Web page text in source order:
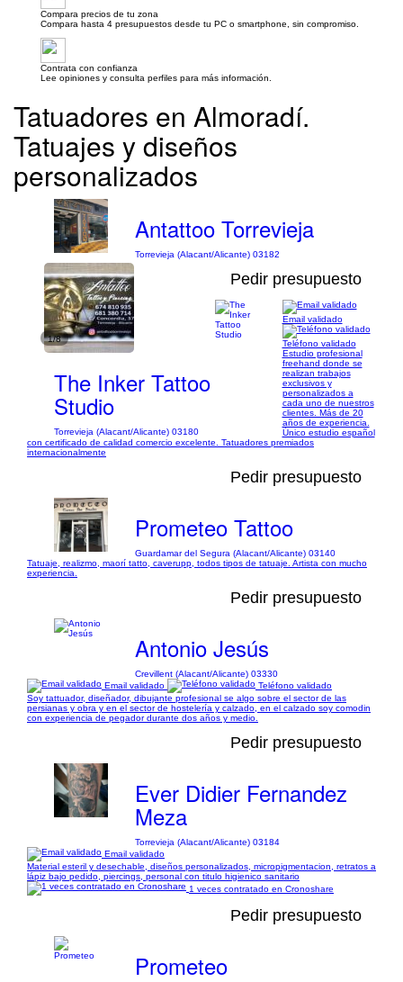
Compara precios de tu zona
Compara hasta 4 presupuestos desde tu PC o smartphone, sin compromiso.
Contrata con confianza
Lee opiniones y consulta perfiles para más información.
Tatuadores en Almoradí.
Tatuajes y diseños
personalizados
Antattoo Torrevieja
Torrevieja (Alacant/Alicante) 03182
1/8
Pedir presupuesto
The Inker Tattoo
Studio
Torrevieja (Alacant/Alicante) 03180
Email validado
Teléfono validado
Estudio profesional
freehand donde se
realizan trabajos
exclusivos y
personalizados a
cada uno de nuestros
clientes. Más de 20
años de experiencia.
Único estudio español
con certificado de calidad comercio excelente. Tatuadores premiados
internacionalmente
Pedir presupuesto
Prometeo Tattoo
Guardamar del Segura (Alacant/Alicante) 03140
Tatuaje, realizmo, maorí tatto, caverupp, todos tipos de tatuaje. Artista con mucho
experiencia.
Pedir presupuesto
Antonio Jesús
Crevillent (Alacant/Alicante) 03330
Email validado
Teléfono validado
Soy tattuador, diseñador, dibujante profesional se algo sobre el sector de las
persianas y obra y en el sector de hostelería y calzado, en el calzado soy comodin
con experiencia de pegador durante dos años y medio.
Pedir presupuesto
Ever Didier Fernandez
Meza
Torrevieja (Alacant/Alicante) 03184
Email validado
Material esteril y desechable, diseños personalizados, micropigmentacion, retratos a
lápiz bajo pedido, piercings, personal con titulo higienico sanitario
1 veces contratado en Cronoshare
Pedir presupuesto
Prometeo